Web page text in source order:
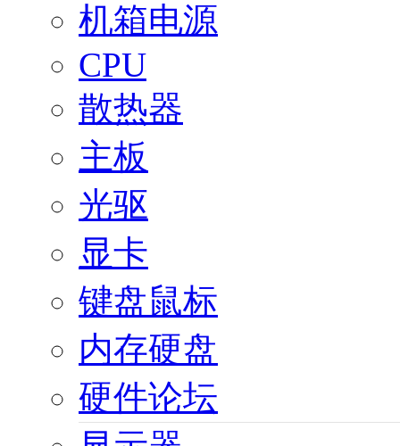
机箱电源
CPU
散热器
主板
光驱
显卡
键盘鼠标
内存硬盘
硬件论坛